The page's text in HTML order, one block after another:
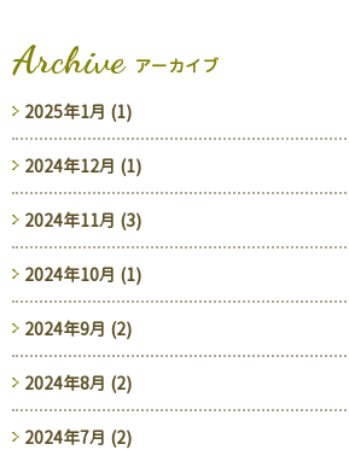
Archive アーカイブ
2025年1月 (1)
2024年12月 (1)
2024年11月 (3)
2024年10月 (1)
2024年9月 (2)
2024年8月 (2)
2024年7月 (2)